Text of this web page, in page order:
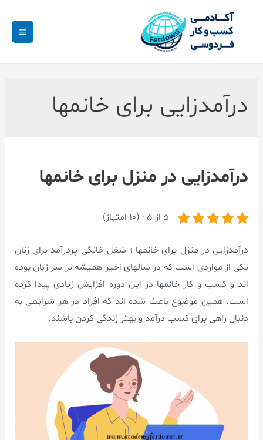
درآمدزایی برای خانمها
درآمدزایی در منزل برای خانمها
5 از 5 - (10 امتیاز)
درآمدزایی در منزل برای خانمها ؛ شغل خانگی پردرآمد برای زنان
یکی از مواردی است که در سالهای اخیر همیشه بر سر زبان بوده
اند و کسب و کار خانمها در این دوره افزایش زیادی پیدا کرده
است. همین موضوع باعث شده اند که افراد در هر شرایطی به
دنبال راهی برای کسب درآمد و بهتر زندگی کردن باشند.